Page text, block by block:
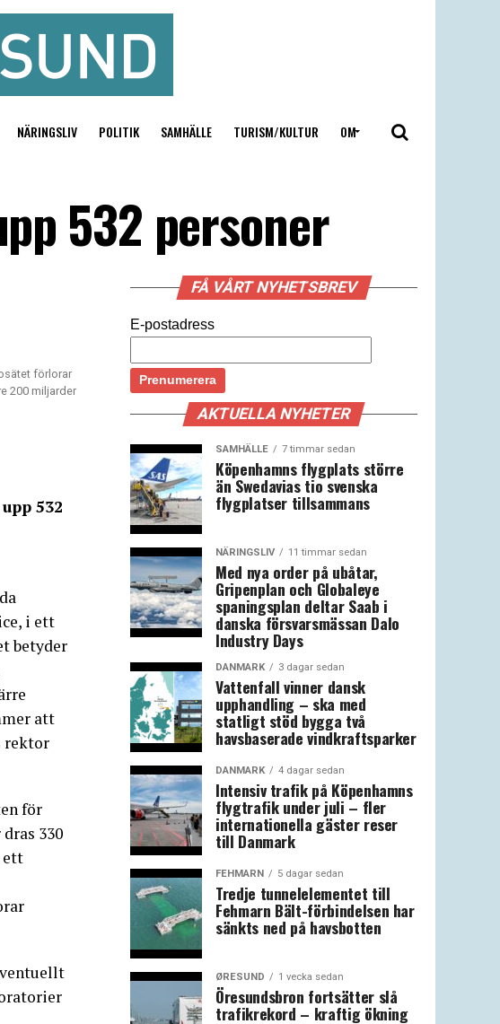
NÄRINGSLIV POLITIK SAMHÄLLE TURISM/KULTUR OM
532 personer
förlorar
200 miljarder
532
i ett
betyder
att
rektor
för
330
ett
FÅ VÅRT NYHETSBREV
E-postadress
AKTUELLA NYHETER
SAMHÄLLE 7 timmar sedan
Köpenhamns flygplats större
än Swedavias tio svenska
flygplatser tillsammans
NÄRINGSLIV 11 timmar sedan
Med nya order på ubåtar,
Gripenplan och Globaleye
spaningsplan deltar Saab i
danska försvarsmässan Dalo
Industry Days
DANMARK 3 dagar sedan
Vattenfall vinner dansk
upphandling – ska med
statligt stöd bygga två
havsbaserade vindkraftsparker
DANMARK 4 dagar sedan
Intensiv trafik på Köpenhamns
flygtrafik under juli – fler
internationella gäster reser
till Danmark
FEHMARN 5 dagar sedan
Tredje tunnelelementet till
Fehmarn Bält-förbindelsen har
sänkts ned på havsbotten
ØRESUND 1 vecka sedan
Öresundsbron fortsätter slå
trafikrekord – kraftig ökning